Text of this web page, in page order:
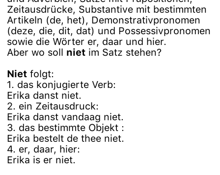
Zeitausdrücke, Substantive mit bestimmten
Artikeln (de, het), Demonstrativpronomen
(deze, die, dit, dat) und Possessivpronomen
sowie die Wörter er, daar und hier.
Aber wo soll niet im Satz stehen?
Niet folgt:
1. das konjugierte Verb:
Erika danst niet.
2. ein Zeitausdruck:
Erika danst vandaag niet.
3. das bestimmte Objekt :
Erika bestelt de thee niet.
4. er, daar, hier:
Erika is er niet.